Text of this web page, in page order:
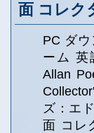
面 コレク
PC ダ
ーム 英
Allan
ズ：エ
面 コレ